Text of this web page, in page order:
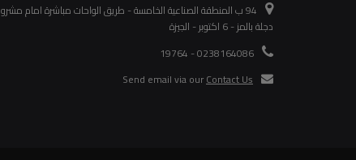
94 ب المنطقة الصناعية الخامسة - طريق الواحات مباشرة امام
دجلة بالمز - 6 اكتوبر - الجيزة
0238164086 - 19764
Send email via ourContact Us